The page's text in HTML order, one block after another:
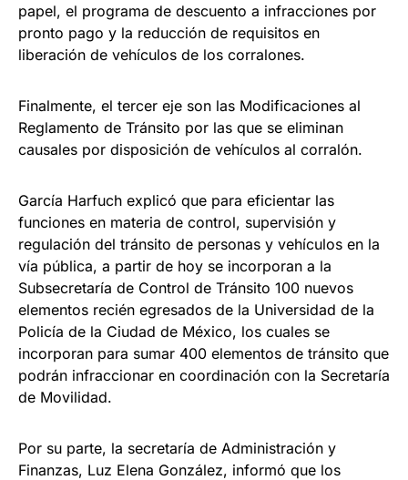
papel, el programa de descuento a infracciones por
pronto pago y la reducción de requisitos en
liberación de vehículos de los corralones.
Finalmente, el tercer eje son las Modificaciones al
Reglamento de Tránsito por las que se eliminan
causales por disposición de vehículos al corralón.
García Harfuch explicó que para eficientar las
funciones en materia de control, supervisión y
regulación del tránsito de personas y vehículos en la
vía pública, a partir de hoy se incorporan a la
Subsecretaría de Control de Tránsito 100 nuevos
elementos recién egresados de la Universidad de la
Policía de la Ciudad de México, los cuales se
incorporan para sumar 400 elementos de tránsito que
podrán infraccionar en coordinación con la Secretaría
de Movilidad.
Por su parte, la secretaría de Administración y
Finanzas, Luz Elena González, informó que los